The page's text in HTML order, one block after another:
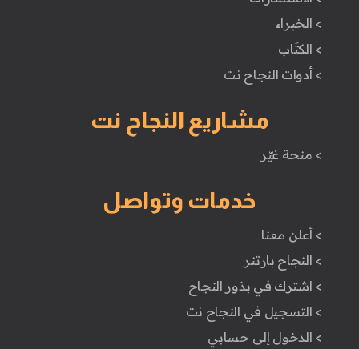
> الخبراء
> الكتَاب
> أدوات النجاح نت
مشاريع النجاح نت
> منحة غيّر
خدمات وتواصل
> أعلن معنا
> النجاح بارتنر
> اشترك في بذور النجاح
> التسجيل في النجاح نت
> الدخول إلى حسابي